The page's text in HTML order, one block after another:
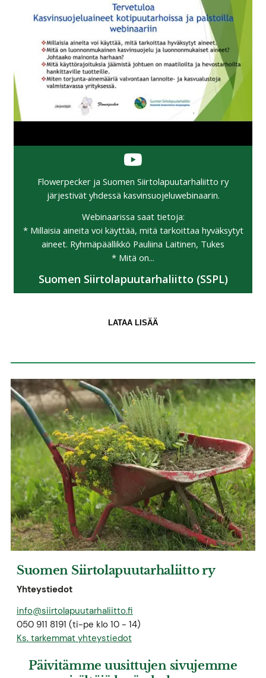
Flowerpecker ja Suomen Siirtolapuutarhaliitto ry
järjestivät yhdessä kasvinsuojeluwebinaarin.
Webinaarissa saat tietoja:
* Millaisia aineita voi käyttää, mitä tarkoittaa hyväksytyt
aineet. Ryhmäpäällikkö Pauliina Laitinen, Tukes
* Mitä on...
Suomen Siirtolapuutarhaliitto (SSPL)
LATAA LISÄÄ
Suomen Siirtolapuutarhaliitto ry
Yhteystiedot
info@siirtolapuutarhaliitto.fi
050 911 8191 (ti-pe klo 10 - 14)
Ks. tarkemmat yhteystiedot
Päivitämme uusittujen sivujemme